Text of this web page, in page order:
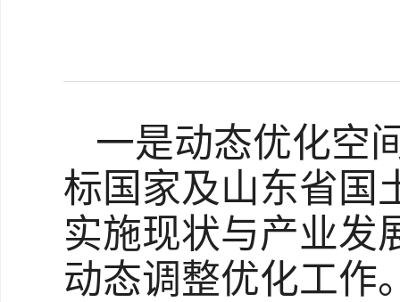
一是动态优化空
标国家及山东省国
实施现状与产业发
动态调整优化工作